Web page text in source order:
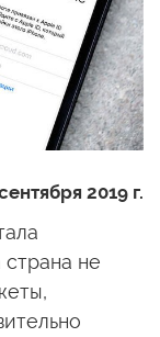
2019 г.
не